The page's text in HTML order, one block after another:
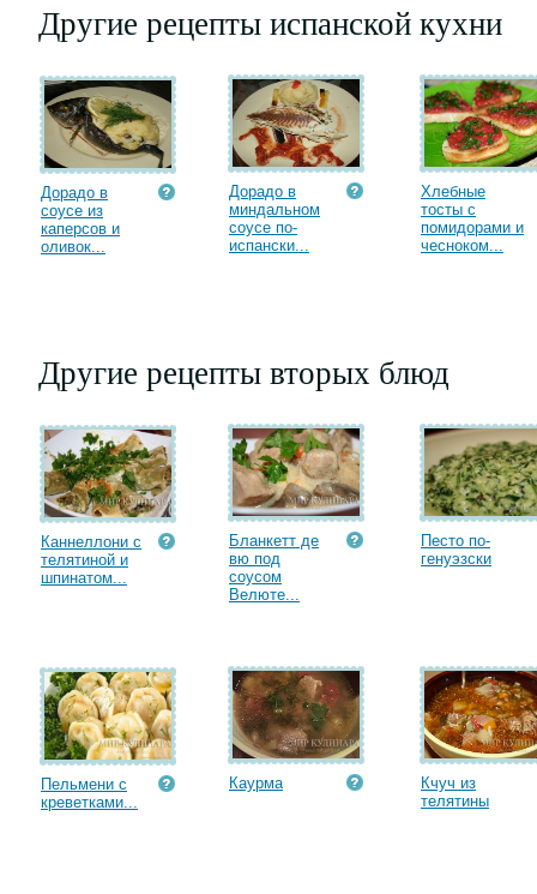
Другие рецепты испанской кухни
Дорадо в
соусе из
каперсов и
оливок...
Дорадо в
миндальном
соусе по-
испански...
Хлебные
тосты с
помидорами и
чесноком...
Другие рецепты вторых блюд
Каннеллони с
телятиной и
шпинатом...
Бланкетт де
вю под
соусом
Велюте...
Песто по-
генуэзски
Пельмени с
креветками...
Каурма
Кчуч из
телятины